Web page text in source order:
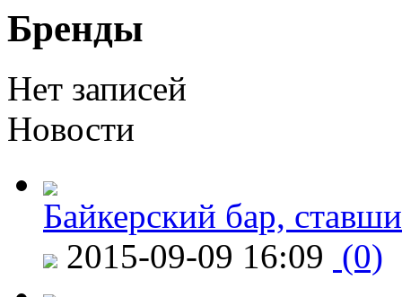
Бренды
Нет записей
Новости
Байкерский бар,
2015-09-09 16:09 (0)